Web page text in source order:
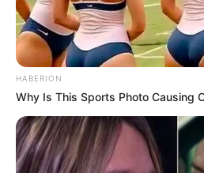
HABERION
Why Is This Sports Photo Causing